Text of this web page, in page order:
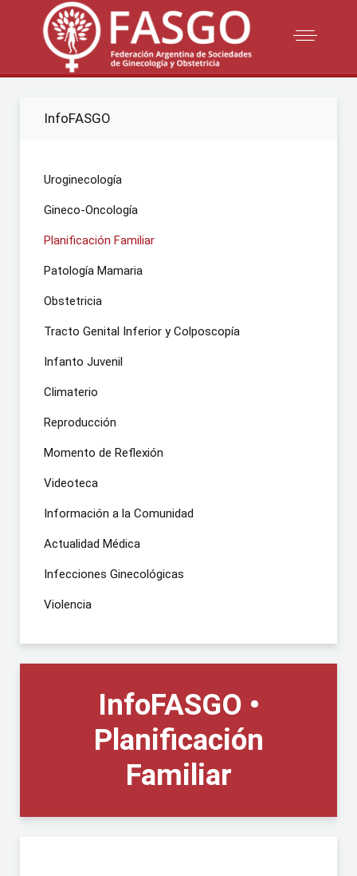
InfoFASGO •
Planificación
Familiar
InfoFASGO
Uroginecología
Gineco-Oncología
Planificación Familiar
Patología Mamaria
Obstetricia
Tracto Genital Inferior y Colposcopía
Infanto Juvenil
Climaterio
Reproducción
Momento de Reflexión
Videoteca
Información a la Comunidad
Actualidad Médica
Infecciones Ginecológicas
Violencia